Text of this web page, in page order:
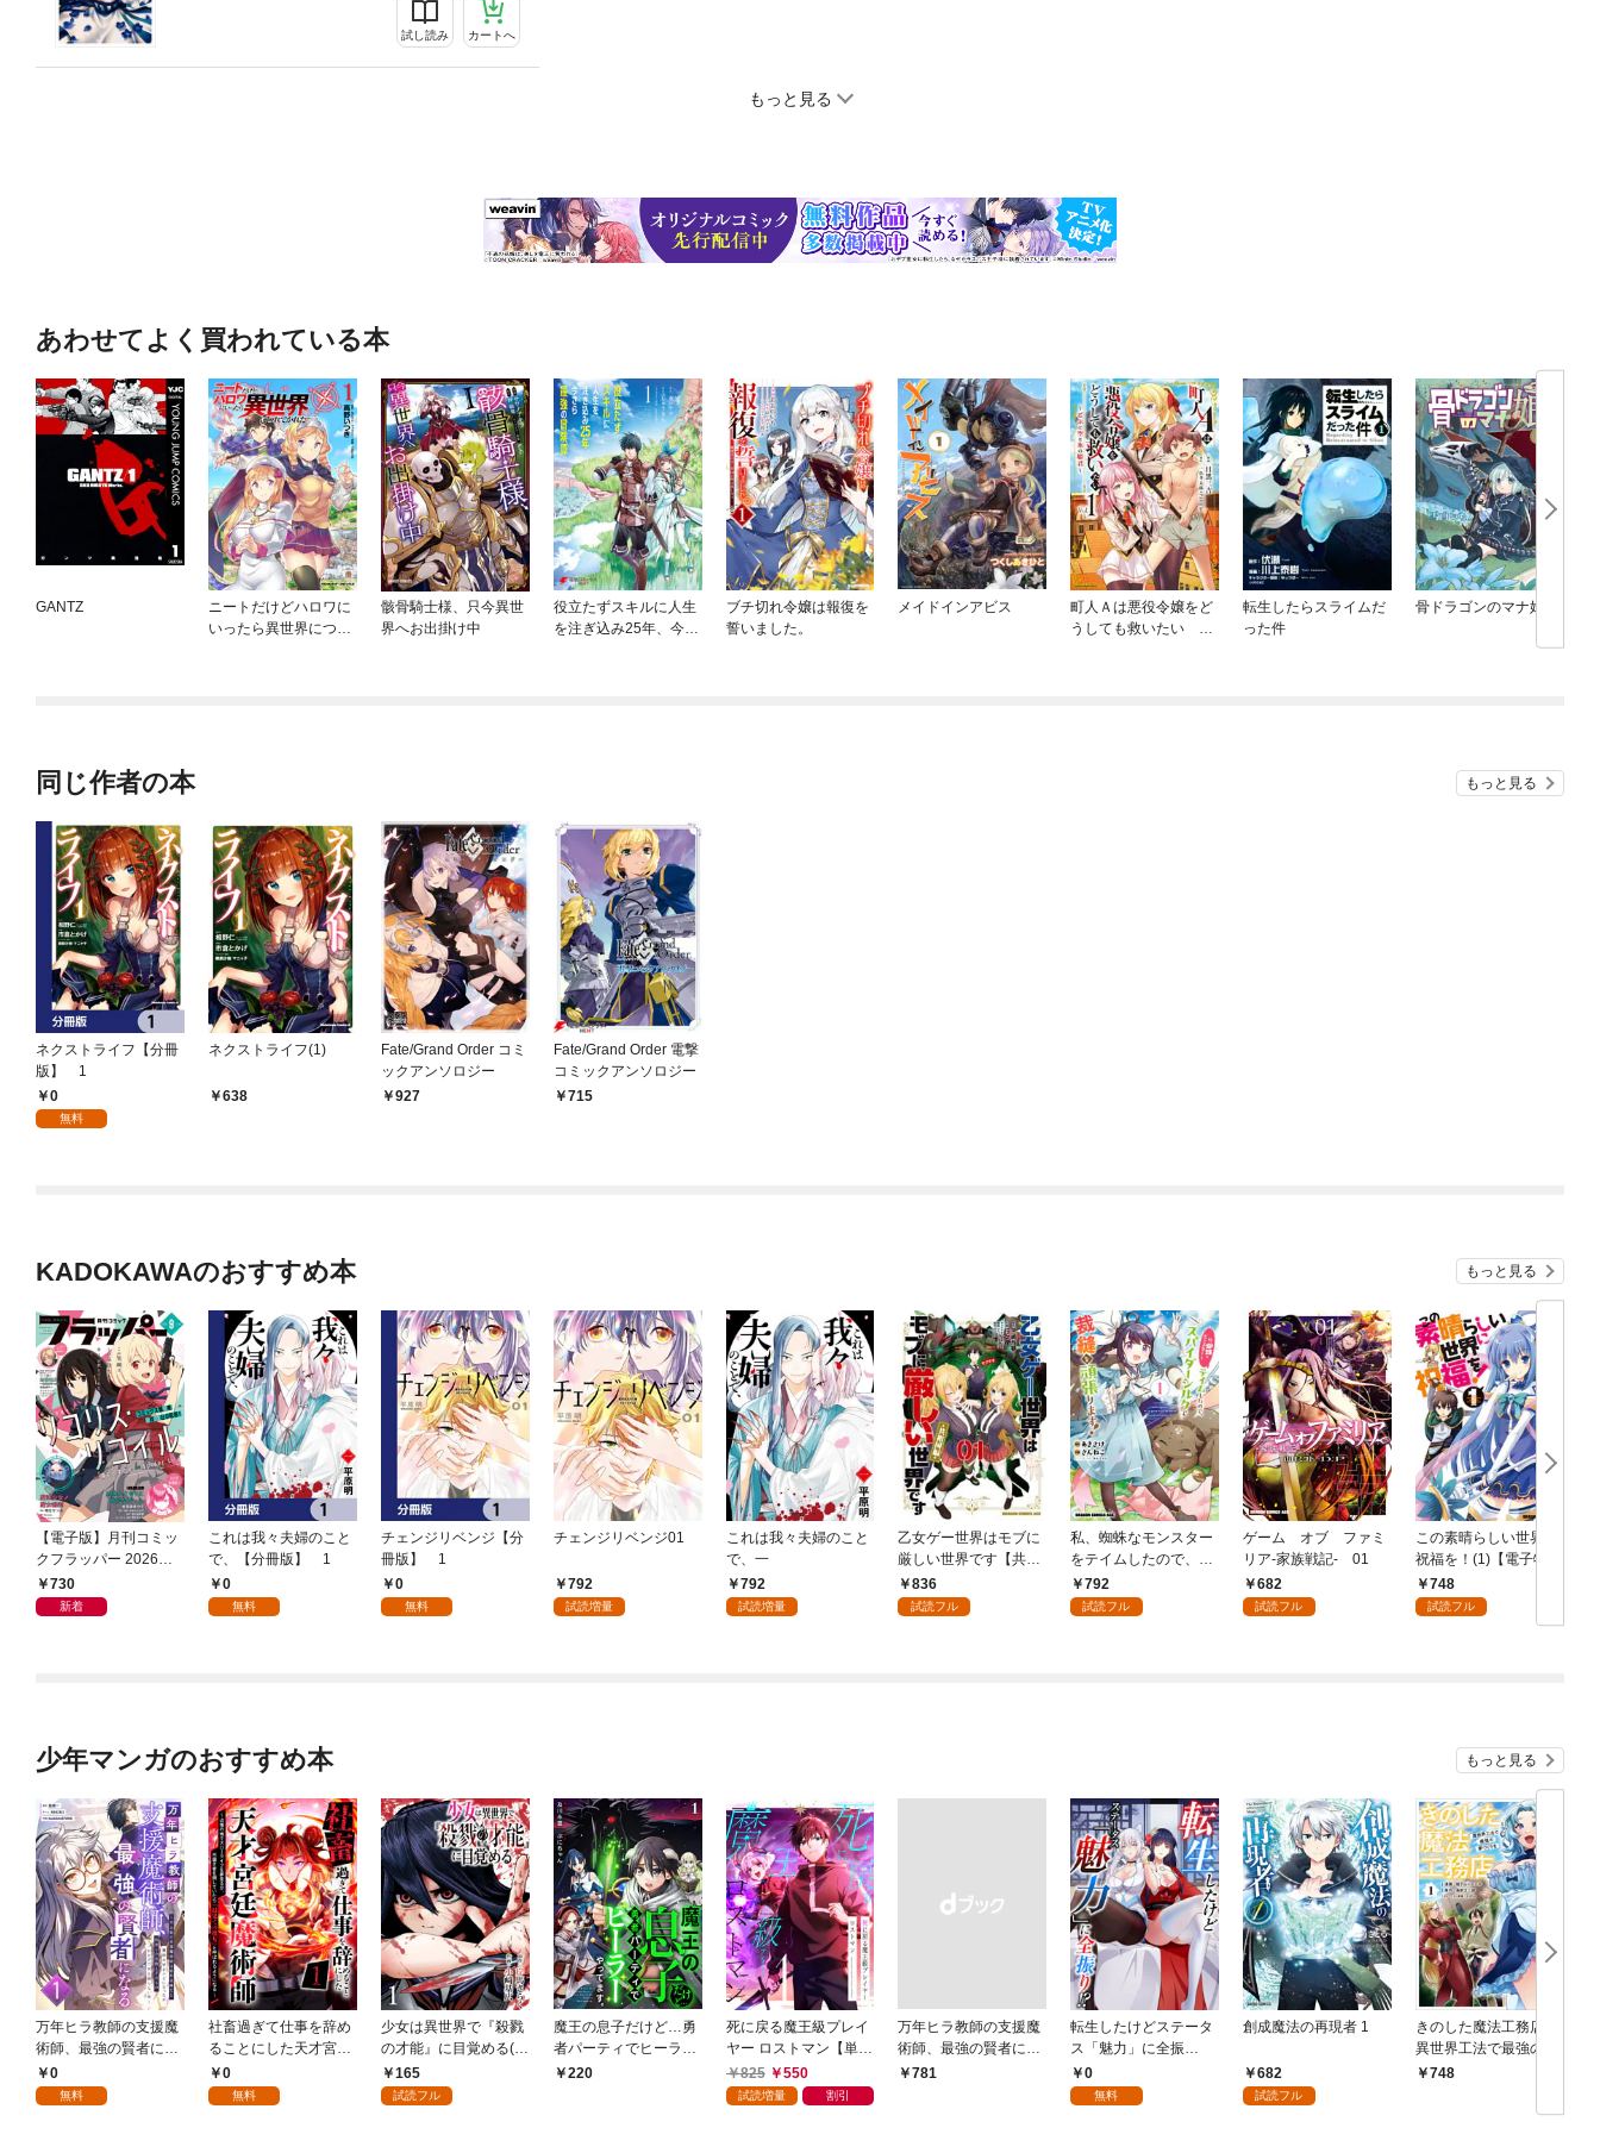
試し読み カートへ
もっと見る
あわせてよく買われている本
GANTZ
ニートだけどハロワに
いったら異世界につれ
骸骨騎士様、只今異世
界へお出掛け中
役立たずスキルに人生
を注ぎ込み25年、今さ
ブチ切れ令嬢は報復を
誓いました。
メイドインアビス
町人Ａは悪役令嬢をど
うしても救いたい ～
転生したらスライムだ
った件
骨ドラゴンのマナ娘
同じ作者の本 もっと見る
ネクストライフ【分冊
版】 1
0
無料
ネクストライフ(1)
638
Fate/Grand Order コミ
ックアンソロジー
927
Fate/Grand Order 電撃
コミックアンソロジー
715
KADOKAWAのおすすめ本 もっと見る
【電子版】月刊コミッ
クフラッパー 2026年9
月号730
新着
これは我々夫婦のこと
で、【分冊版】 1
0
無料
チェンジリベンジ【分
冊版】 1
0
無料
チェンジリベンジ01
792
試読増量
これは我々夫婦のこと
で、一
792
試読増量
乙女ゲー世界はモブに
厳しい世界です【共和
国編】 ０１
836
試読フル
私、蜘蛛なモンスター
をテイムしたので、ス
パイダーシルクで裁縫
を頑張ります！ 1
792
試読フル
ゲーム オブ ファミ
リア-家族戦記- 01
682
試読フル
この素晴らしい世界に
祝福を！(1)【電子特別
版】748
試読フル
少年マンガのおすすめ本 もっと見る
万年ヒラ教師の支援魔
術師、最強の賢者にな
る～不人気の支援魔術
師は給料泥棒だと魔術
0
無料
社畜過ぎて仕事を辞め
ることにした天才宮廷
魔術師～辺境の地でス
ローライフを夢見る
0
無料
少女は異世界で『殺戮
の才能』に目覚める(話
売り) #1
165
試読フル
魔王の息子だけど…勇
者パーティでヒーラー
やってます。1
220
死に戻る魔王級プレイ
ヤー ロストマン【単行
本版】 1巻
825 550
試読増量 割引
万年ヒラ教師の支援魔
術師、最強の賢者にな
る～不人気の支援魔術
￥781
転生したけどステータ
ス「魅力」に全振
り！？(1)
0
無料
創成魔法の再現者 1
682
試読フル
きのした魔法工務店
異世界工法で最強の家
づくりを（コミック）
748